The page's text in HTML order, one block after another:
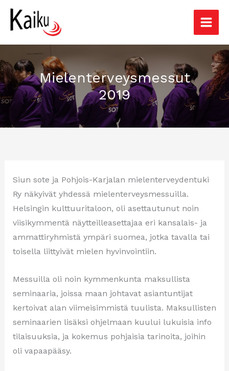
Siirry
sisältöön
Mielenterveysmessut
2019
Siun sote ja Pohjois-Karjalan mielenterveydentuki
Ry näkyivät yhdessä mielenterveysmessuilla.
Helsingin kulttuuritaloon, oli asettautunut noin
viisikymmentä näytteilleasettajaa eri kansalais- ja
ammattiryhmistä ympäri suomea, jotka tavalla tai
toisella liittyivät mielen hyvinvointiin.
Messuilla oli noin kymmenkunta maksullista
seminaaria, joissa maan johtavat asiantuntijat
kertoivat alan viimeisimmistä tuulista. Maksullisten
seminaarien lisäksi ohjelmaan kuului lukuisia info
tilaisuuksia, ja kokemus pohjaisia tarinoita, joihin
oli vapaapääsy.